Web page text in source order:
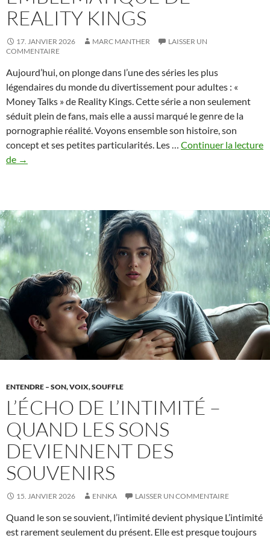
REALITY KINGS
17. JANVIER 2026 MARC MANTHER
LAISSER UN
COMMENTAIRE
Aujourd’hui, on plonge dans l’une des séries les plus
légendaires du monde du divertissement pour adultes : «
Money Talks » de Reality Kings. Cette série a non seulement
séduit plein de fans, mais elle a aussi marqué le genre de la
pornographie réalité. Voyons ensemble son histoire, son
concept et ses petites particularités. Les … Continuer la lecture
de Money
format
emblématique
de
Reality
Kings
→
ENTENDRE – SON, VOIX, SOUFFLE
L’ÉCHO DE L’INTIMITÉ –
QUAND LES SONS
DEVIENNENT DES
SOUVENIRS
15. JANVIER 2026 ENNKA LAISSER UN COMMENTAIRE
Quand le son se souvient, l’intimité devient physique L’intimité
est rarement seulement du présent. Elle est presque toujours